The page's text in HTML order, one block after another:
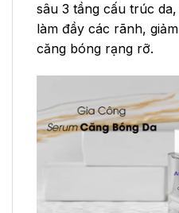
sâu 3 tầng cấu trúc
làm đầy các rãnh,
căng bóng rạng rỡ.